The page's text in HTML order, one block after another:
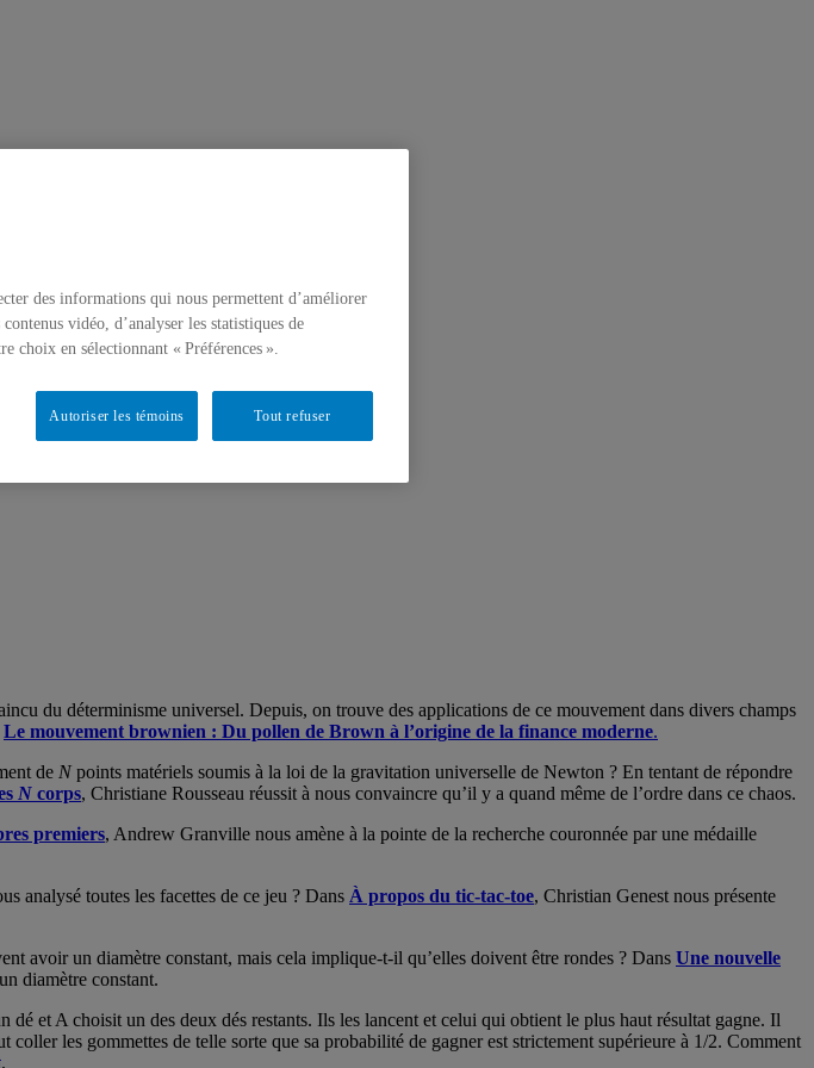
du déterminisme universel. Depuis, on trouve des applications de ce mouvement dans divers champs
Le mouvement brownien : Du pollen de Brown à l’origine de la finance moderne.
de N points matériels soumis à la loi de la gravitation universelle de Newton ? En tentant de répondre
N corps, Christiane Rousseau réussit à nous convaincre qu’il y a quand même de l’ordre dans ce chaos.
premiers, Andrew Granville nous amène à la pointe de la recherche couronnée par une médaille
analysé toutes les facettes de ce jeu ? Dans À propos du tic-tac-toe, Christian Genest nous présente
avoir un diamètre constant, mais cela implique-t-il qu’elles doivent être rondes ? Dans Une nouvelle
diamètre constant.
et A choisit un des deux dés restants. Ils les lancent et celui qui obtient le plus haut résultat gagne. Il
les gommettes de telle sorte que sa probabilité de gagner est strictement supérieure à 1/2. Comment
.
des informations qui nous permettent d’améliorer
vidéo, d’analyser les statistiques de
choix en sélectionnant « Préférences ».
Tout refuser
Autoriser les témoins